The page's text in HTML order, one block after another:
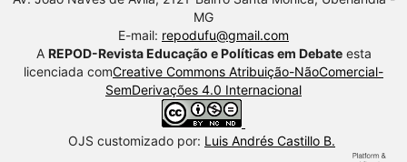
MG
E-mail: repodufu@gmail.com
A REPOD-Revista Educação e Políticas em Debateesta
licenciada comCreative Commons Atribuição-NãoComercial-
SemDerivações 4.0 Internacional
OJS customizado por: Luis Andrés Castillo B.